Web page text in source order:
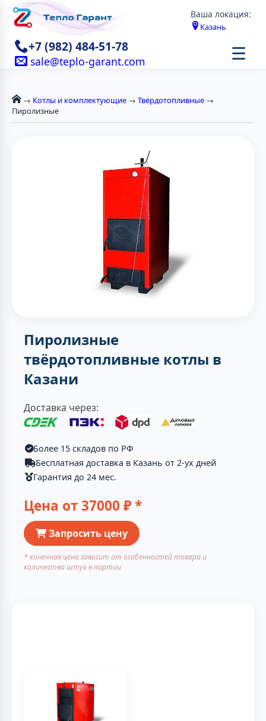
Ваша локация:
Казань
+7 (982) 484-51-78
sale@teplo-garant.com ☰
→ Котлы и комплектующие → Твёрдотопливные →
Пиролизные
Пиролизные
твёрдотопливные котлы в
Казани
Доставка через:
Более 15 складов по РФ
Бесплатная доставка в Казань от 2-ух дней
Гарантия до 24 мес.
Цена от37000 ₽ *
Запросить цену
* конечная цена зависит от особенностей товара и
количества штук в партии